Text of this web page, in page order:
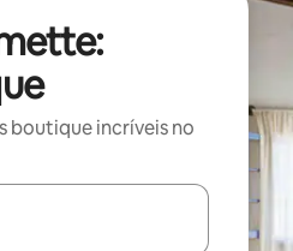
boutique incríveis no
disponíveis, explore-os